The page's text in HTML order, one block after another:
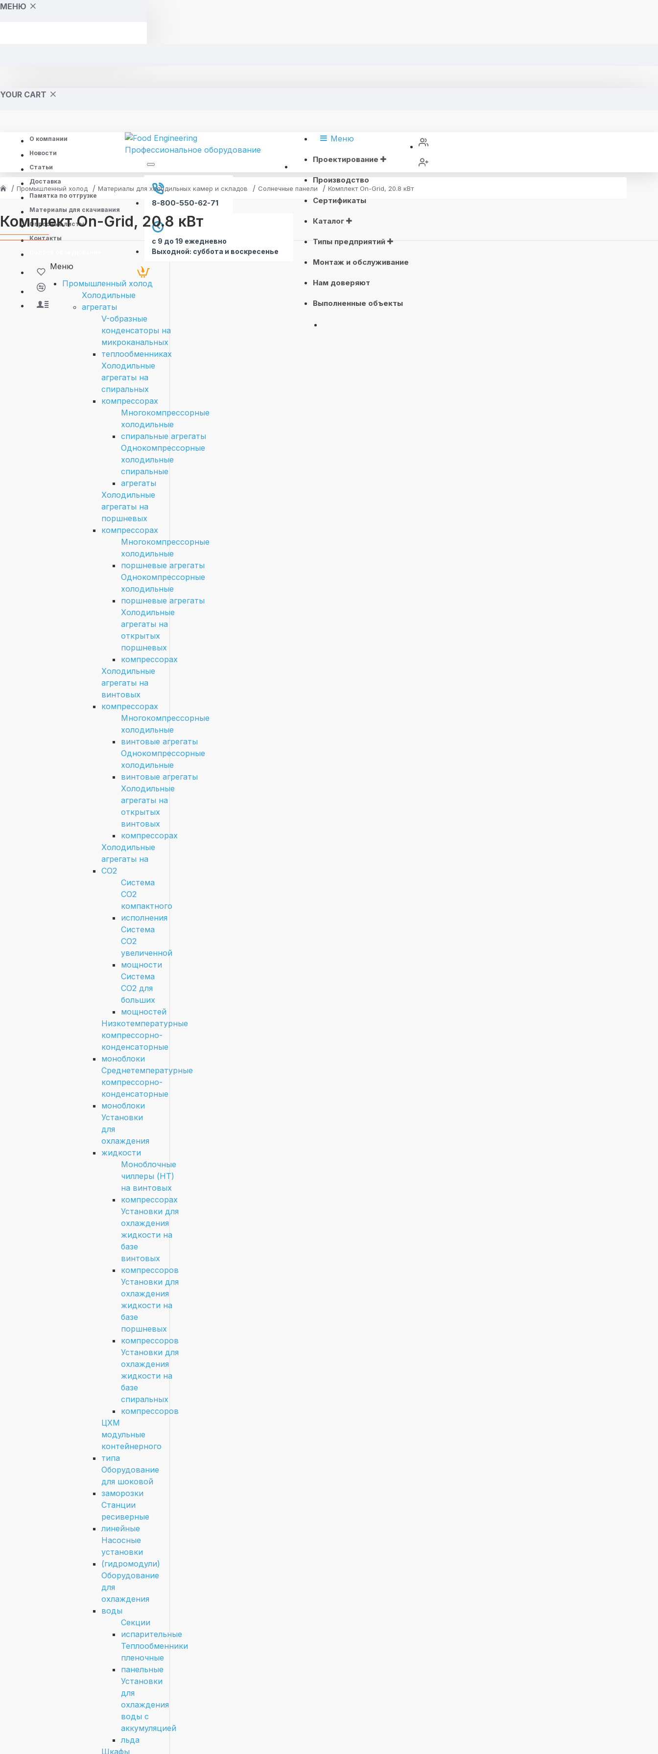
МЕНЮ
YOUR CART
О компании
Новости
Статьи
Доставка
Памятка по отгрузке
Материалы для скачивания
Опросные листы
Контакты
8-800-550-62-71
с 9 до 19 ежедневно
Выходной: суббота и воскресенье
Меню
Проектирование
Производство
Сертификаты
Каталог
Типы предприятий
Монтаж и обслуживание
Нам доверяют
Выполненные объекты
Промышленный холод Материалы для холодильных камер и складов Солнечные панели Комплект On-Grid, 20.8 кВт
Комплект On-Grid, 20.8 кВт
Меню
Промышленный холод
Холодильные
агрегаты
V-образные
конденсаторы на
микроканальных
теплообменниках
Холодильные
агрегаты на
спиральных
компрессорах
Многокомпрессорные
холодильные
спиральные агрегаты
Однокомпрессорные
холодильные
спиральные
агрегаты
Холодильные
агрегаты на
поршневых
компрессорах
Многокомпрессорные
холодильные
поршневые агрегаты
Однокомпрессорные
холодильные
поршневые агрегаты
Холодильные
агрегаты на
открытых
поршневых
компрессорах
Холодильные
агрегаты на
винтовых
компрессорах
Многокомпрессорные
холодильные
винтовые агрегаты
Однокомпрессорные
холодильные
винтовые агрегаты
Холодильные
агрегаты на
открытых
винтовых
компрессорах
Холодильные
агрегаты на
CO2
Система
СО2
компактного
исполнения
Система
СО2
увеличенной
мощности
Система
СО2 для
больших
мощностей
Низкотемпературные
компрессорно-
конденсаторные
моноблоки
Среднетемпературные
компрессорно-
конденсаторные
моноблоки
Установки
для
охлаждения
жидкости
Моноблочные
чиллеры (HT)
на винтовых
компрессорах
Установки для
охлаждения
жидкости на
базе
винтовых
компрессоров
Установки для
охлаждения
жидкости на
базе
поршневых
компрессоров
Установки для
охлаждения
жидкости на
базе
спиральных
компрессоров
ЦХМ
модульные
контейнерного
типа
Оборудование
для шоковой
заморозки
Станции
ресиверные
линейные
Насосные
установки
(гидромодули)
Оборудование
для
охлаждения
воды
Секции
испарительные
Теплообменники
пленочные
панельные
Установки
для
охлаждения
воды с
аккумуляцией
льда
Шкафы